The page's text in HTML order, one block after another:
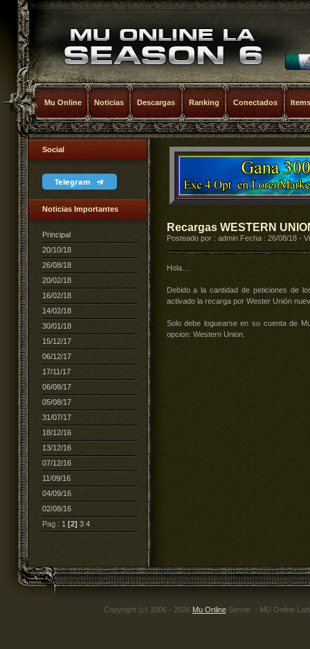
Mu Online Noticias Descargas Ranking Conectados Items
Social
Telegram
Noticias Importantes
Principal
20/10/18
26/08/18
20/02/18
16/02/18
14/02/18
30/01/18
15/12/17
06/12/17
17/11/17
06/08/17
05/08/17
31/07/17
18/12/16
13/12/16
07/12/16
11/09/16
04/09/16
02/08/16
Pag : 1 [2] 3 4
Recargas WESTERN
Posteado por : admin Fecha : 26/08/18 -
Hola…
Debido a la cantidad de peticiones de
activado la recarga por Wester Unión
Solo debe loguearse en su cuenta de
opcion: Western Union.
Copyright (c) 2006 - 2026 Mu OnlineServer .: MU Online